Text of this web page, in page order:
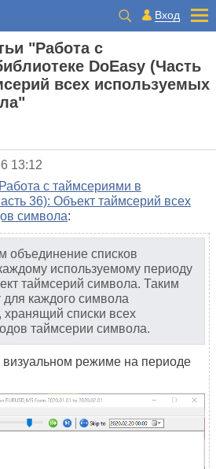
Вход
"Работа с
DoEasy (Часть
всех используемых
13:12
Работа с таймсериями в
36): Объект таймсерий всех
символа:
объединение списков
используемому периоду
таймсерий символа. Таким
для каждого символа
хранящий списки всех
таймсерии символа.
визуальном режиме на периоде